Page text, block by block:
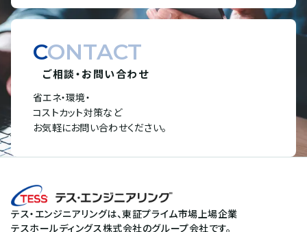
CONTACT
ご相談・お問い合わせ
省エネ・環境・
コストカット対策など
お気軽にお問い合わせください。
テス・エンジニアリングは、東証プライム市場上場企業
テスホールディングス株式会社のグループ会社です。